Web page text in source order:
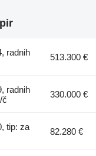
radnih
513.300 €
radnih
č
330.000 €
tip: za
82.280 €